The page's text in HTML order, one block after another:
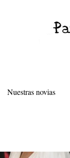
Nuestras novias